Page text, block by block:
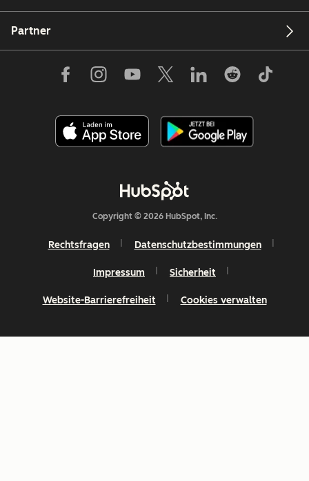
Partner
Copyright © 2026 HubSpot, Inc.
Rechtsfragen Datenschutzbestimmungen
Impressum Sicherheit
Website-Barrierefreiheit Cookies verwalten